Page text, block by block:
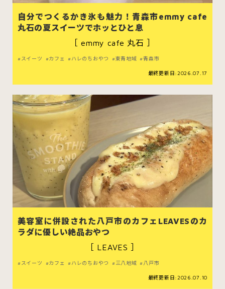
むつ市 十和田市 三沢市
八戸市
すべてのエリアをみる
ホーム
お問い合わせ
公式Instagram
公式X
自分でつくるかき氷も魅力！青森市emmy cafe
丸石の夏スイーツでホッとひと息
［ emmy cafe 丸石 ］
スイーツ カフェ ハレのちおやつ 東青地域 青森市
最終更新日:2026.07.17
美容室に併設された八戸市のカフェLEAVESのカ
ラダに優しい絶品おやつ
［ LEAVES ］
スイーツ カフェ ハレのちおやつ 三八地域 八戸市
最終更新日:2026.07.10